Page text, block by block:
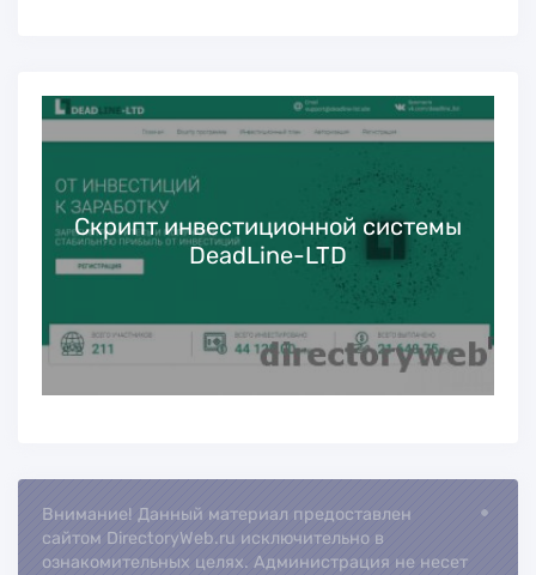
Скрипт инвестиционной системы
DeadLine-LTD
Внимание! Данный материал предоставлен
сайтом DirectoryWeb.ru исключительно в
ознакомительных целях. Администрация не несет